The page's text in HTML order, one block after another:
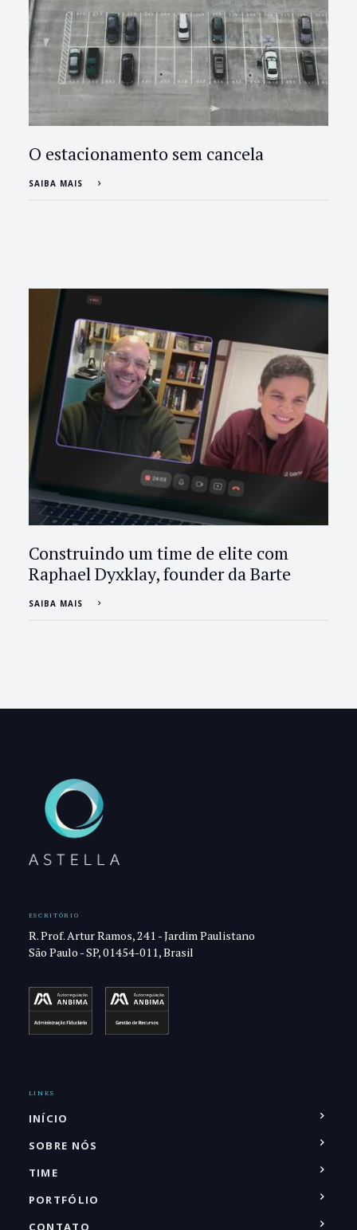
O estacionamento sem cancela
SAIBA MAIS
Construindo um time de elite com
Raphael Dyxklay, founder da Barte
SAIBA MAIS
ESCRITÓRIO
R. Prof. Artur Ramos, 241 - Jardim Paulistano
São Paulo - SP, 01454-011, Brasil
LINKS
INÍCIO
SOBRE NÓS
TIME
PORTFÓLIO
CONTATO